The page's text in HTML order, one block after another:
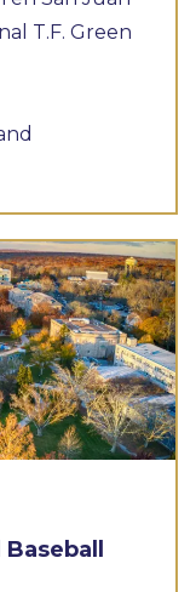
T.F. Green